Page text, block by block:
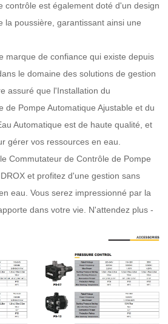
contrôle est également doté d'un design
la poussière, garantissant ainsi une
marque de confiance qui existe depuis
le domaine des solutions de gestion
assuré que l'Installation du
de Pompe Automatique Ajustable et du
Automatique est de haute qualité, et
gérer vos ressources en eau.
Commutateur de Contrôle de Pompe
et profitez d'une gestion sans
eau. Vous serez impressionné par la
dans votre vie. N'attendez plus -